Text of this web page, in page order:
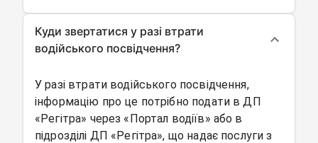
Куди звертатися у разі втрати
водійського посвідчення?
У разі втрати водійського посвідчення,
інформацію про це потрібно подати в ДП
«Регітра» через «Портал водіїв» або в
підрозділі ДП «Регітра», що надає послуги з